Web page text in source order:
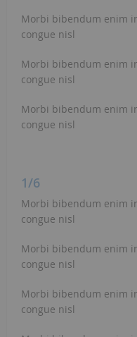
Morbi bibendum enim
congue nisl
Morbi bibendum enim
congue nisl
Morbi bibendum enim
congue nisl
1/6
Morbi bibendum enim
congue nisl
Morbi bibendum enim
congue nisl
Morbi bibendum enim
congue nisl